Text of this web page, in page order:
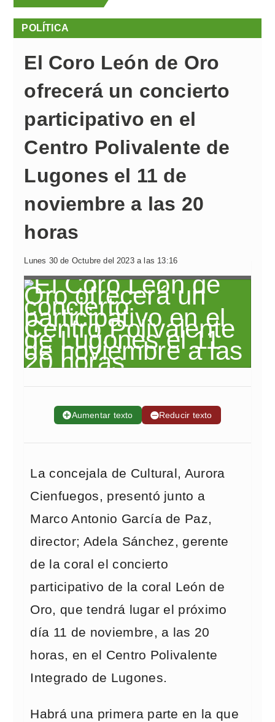
POLÍTICA
El Coro León de Oro
ofrecerá un concierto
participativo en el
Centro Polivalente de
Lugones el 11 de
noviembre a las 20
horas
Lunes 30 de Octubre del 2023 a las 13:16
➕Aumentar texto ➖Reducir texto
La concejala de Cultural, Aurora
Cienfuegos, presentó junto a
Marco Antonio García de Paz,
director; Adela Sánchez, gerente
de la coral el concierto
participativo de la coral León de
Oro, que tendrá lugar el próximo
día 11 de noviembre, a las 20
horas, en el Centro Polivalente
Integrado de Lugones.
Habrá una primera parte en la que